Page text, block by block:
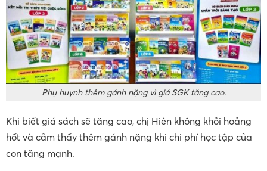
Phụ huynh thêm gánh nặng vì giá SGK tăng cao.
Khi biết giá sách sẽ tăng cao, chị Hiên không khỏi hoảng
hốt và cảm thấy thêm gánh nặng khi chi phí học tập của
con tăng mạnh.